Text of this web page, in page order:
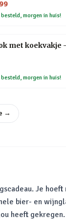
besteld, morgen in huis!
met koekvakje
besteld, morgen in huis!
→
Je
bier- en
heeft gekregen.